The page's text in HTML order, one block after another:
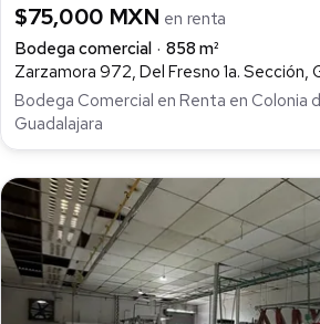
$75,000 MXN en renta
Bodega comercial
858 m²
Zarzamora 972, Del Fresno 1a. Sección,
Bodega Comercial en Renta en Colonia
Guadalajara